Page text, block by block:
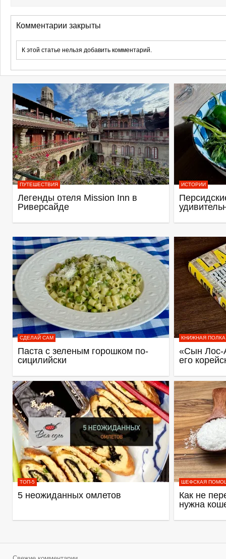
Комментарии закрыты
К этой статье нельзя добавить комментарий.
ПУТЕШЕСТВИЯ
Легенды отеля Mission Inn в
Риверсайде
ИСТОРИИ
СДЕЛАЙ САМ
Паста с зеленым горошком по-
сицилийски
КНИЖНАЯ ПОЛКА
«Сын Лос-
его
ТОП-5
5 неожиданных омлетов
ШЕФСКАЯ
Как не
нужна